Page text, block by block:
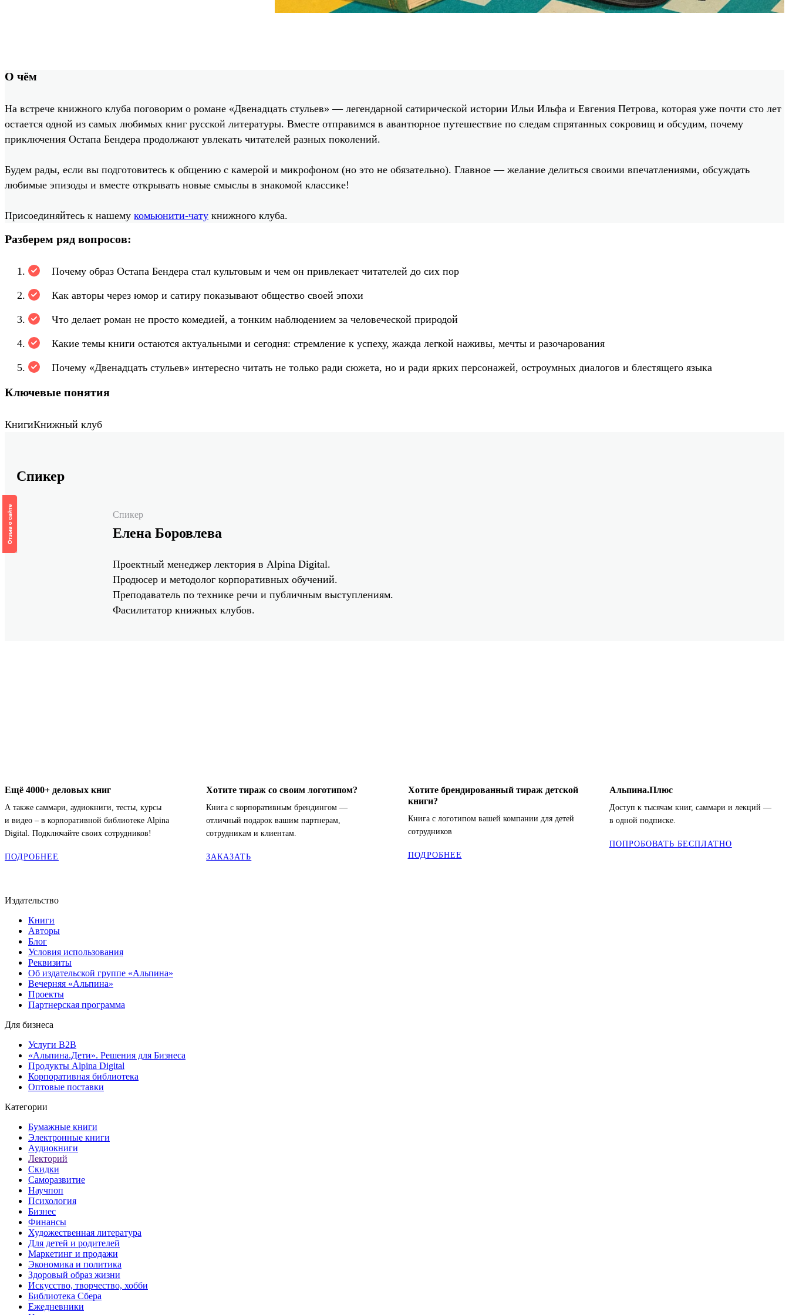
О чём
На встрече книжного клуба поговорим о романе «Двенадцать стульев» — легендарной сатирической истории Ильи Ильфа и Евгения Петрова, которая уже почти сто лет
остается одной из самых любимых книг русской литературы. Вместе отправимся в авантюрное путешествие по следам спрятанных сокровищ и обсудим, почему
приключения Остапа Бендера продолжают увлекать читателей разных поколений.
Будем рады, если вы подготовитесь к общению с камерой и микрофоном (но это не обязательно). Главное — желание делиться своими впечатлениями, обсуждать
любимые эпизоды и вместе открывать новые смыслы в знакомой классике!
Присоединяйтесь к нашему комьюнити-чату книжного клуба.
Разберем ряд вопросов:
Почему образ Остапа Бендера стал культовым и чем он привлекает читателей до сих пор
Как авторы через юмор и сатиру показывают общество своей эпохи
Что делает роман не просто комедией, а тонким наблюдением за человеческой природой
Какие темы книги остаются актуальными и сегодня: стремление к успеху, жажда легкой наживы, мечты и разочарования
Почему «Двенадцать стульев» интересно читать не только ради сюжета, но и ради ярких персонажей, остроумных диалогов и блестящего языка
Ключевые понятия
КнигиКнижный клуб
Спикер
Спикер
Елена Боровлева
Проектный менеджер лектория в Alpina Digital.
Продюсер и методолог корпоративных обучений.
Преподаватель по технике речи и публичным выступлениям.
Фасилитатор книжных клубов.
Ещё 4000+ деловых книг
А также саммари, аудиокниги, тесты, курсы
и видео – в корпоративной библиотеке Alpina
Digital. Подключайте своих сотрудников!
ПОДРОБНЕЕ
Хотите тираж со своим логотипом?
Книга с корпоративным брендингом —
отличный подарок вашим партнерам,
сотрудникам и клиентам.
ЗАКАЗАТЬ
Хотите брендированный тираж детской
книги?
Книга с логотипом вашей компании для детей
сотрудников
ПОДРОБНЕЕ
Альпина.Плюс
Доступ к тысячам книг, саммари и лекций —
в одной подписке.
ПОПРОБОВАТЬ БЕСПЛАТНО
Издательство
Книги
Авторы
Блог
Условия использования
Реквизиты
Об издательской группе «Альпина»
Вечерняя «Альпина»
Проекты
Партнерская программа
Для бизнеса
Услуги B2B
«Альпина.Дети». Решения для Бизнеса
Продукты Alpina Digital
Корпоративная библиотека
Оптовые поставки
Категории
Бумажные книги
Электронные книги
Аудиокниги
Лекторий
Скидки
Саморазвитие
Научпоп
Психология
Бизнес
Финансы
Художественная литература
Для детей и родителей
Маркетинг и продажи
Экономика и политика
Здоровый образ жизни
Искусство, творчество, хобби
Библиотека Сбера
Ежедневники